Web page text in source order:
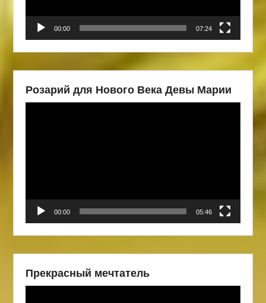
00:00 07:24
Розарий для Нового Века Девы Марии
00:00 05:46
Прекрасный мечтатель